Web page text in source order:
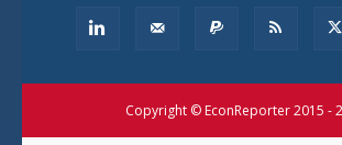
Copyright © EconReporter 2015 -